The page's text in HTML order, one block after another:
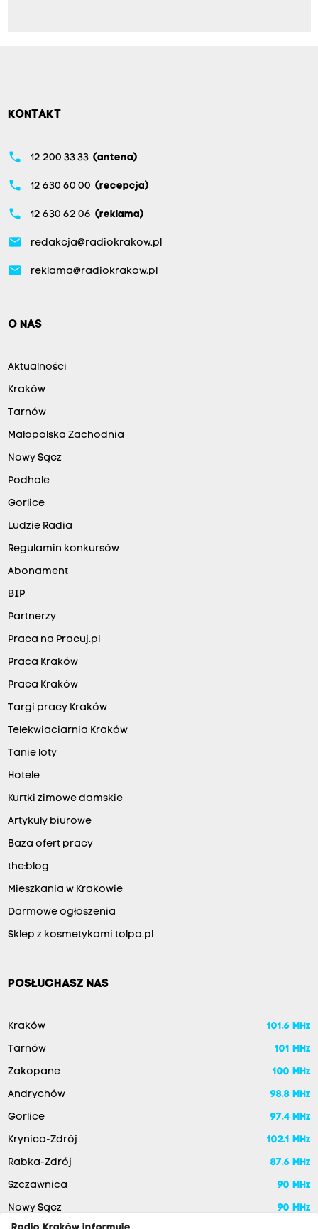
KONTAKT
phone 12 200 33 33 (antena)
phone 12 630 60 00 (recepcja)
phone 12 630 62 06 (reklama)
email redakcja@radiokrakow.pl
email reklama@radiokrakow.pl
O NAS
Aktualności
Kraków
Tarnów
Małopolska Zachodnia
Nowy Sącz
Podhale
Gorlice
Ludzie Radia
Regulamin konkursów
Abonament
BIP
Partnerzy
Praca na Pracuj.pl
Praca Kraków
Praca Kraków
Targi pracy Kraków
Telekwiaciarnia Kraków
Tanie loty
Hotele
Kurtki zimowe damskie
Artykuły biurowe
Baza ofert pracy
the:blog
Mieszkania w Krakowie
Darmowe ogłoszenia
Sklep z kosmetykami tolpa.pl
POSŁUCHASZ NAS
Kraków 101.6 MHz
Tarnów 101 MHz
Zakopane 100 MHz
Andrychów 98.8 MHz
Gorlice 97.4 MHz
Krynica-Zdrój 102.1 MHz
Rabka-Zdrój 87.6 MHz
Szczawnica 90 MHz
Nowy Sącz
90 MHz